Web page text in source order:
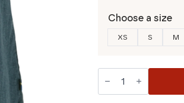
Choose a size
XS S M
Fjällräven
Övik